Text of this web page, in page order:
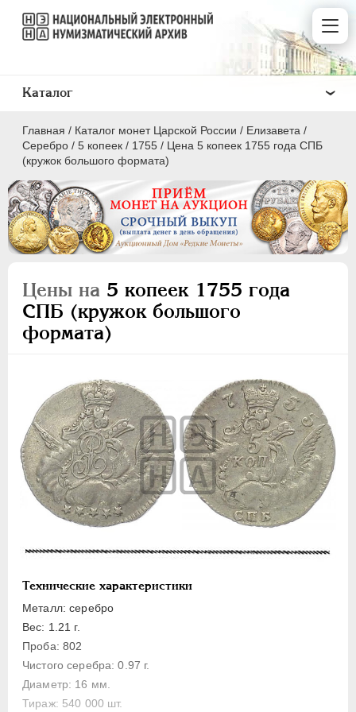
Главная / Каталог монет Царской России / Елизавета /
Серебро / 5 копеек / 1755 / Цена 5 копеек 1755 года СПБ
(кружок большого формата)
Цены на 5 копеек 1755 года
СПБ (кружок большого
формата)
Технические характеристики
Металл: серебро
Вес: 1.21 г.
Проба: 802
Чистого серебра: 0.97 г.
Диаметр: 16 мм.
Тираж: 540 000 шт.
Каталог
ПEТР I 1699 - 1725
ЕКАТЕРИНА I 1725-1727
АННА ИОАННОВНА 1730-1740
ИОАНН АНТОНОВИЧ
1740-1741
ЕЛИЗАВЕТА 1741-1762
Серебро
1 рубль
Полтина
Полуполтинник
Гривенник
5 копеек
Медь
Для Пруссии
Ливонезы
Монетовидные
ПЕТР III 1762-1762
ЕКАТЕРИНА II